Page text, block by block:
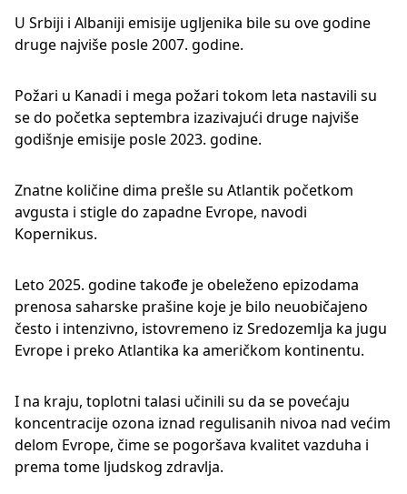
U Srbiji i Albaniji emisije ugljenika bile su ove godine
druge najviše posle 2007. godine.
Požari u Kanadi i mega požari tokom leta nastavili su
se do početka septembra izazivajući druge najviše
godišnje emisije posle 2023. godine.
Znatne količine dima prešle su Atlantik početkom
avgusta i stigle do zapadne Evrope, navodi
Kopernikus.
Leto 2025. godine takođe je obeleženo epizodama
prenosa saharske prašine koje je bilo neuobičajeno
često i intenzivno, istovremeno iz Sredozemlja ka jugu
Evrope i preko Atlantika ka američkom kontinentu.
I na kraju, toplotni talasi učinili su da se povećaju
koncentracije ozona iznad regulisanih nivoa nad većim
delom Evrope, čime se pogoršava kvalitet vazduha i
prema tome ljudskog zdravlja.